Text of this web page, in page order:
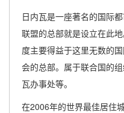
日内瓦是一座著名的国际
联盟的总部就是设立在此
度主要得益于这里无数的
会的总部。属于联合国的
瓦办事处等。
在2006年的世界最佳居住